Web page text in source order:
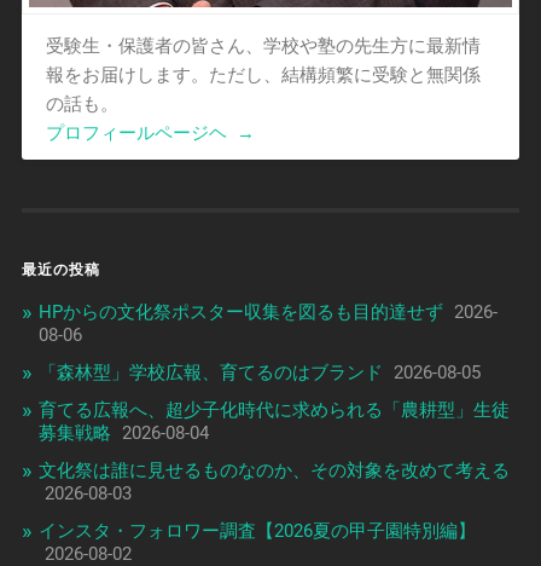
受験生・保護者の皆さん、学校や塾の先生方に最新情
報をお届けします。ただし、結構頻繁に受験と無関係
の話も。
プロフィールページヘ
→
最近の投稿
HPからの文化祭ポスター収集を図るも目的達せず 2026-
08-06
「森林型」学校広報、育てるのはブランド
2026-08-05
育てる広報へ、超少子化時代に求められる「農耕型」生徒
募集戦略
2026-08-04
文化祭は誰に見せるものなのか、その対象を改めて考える
2026-08-03
インスタ・フォロワー調査【2026夏の甲子園特別編】
2026-08-02